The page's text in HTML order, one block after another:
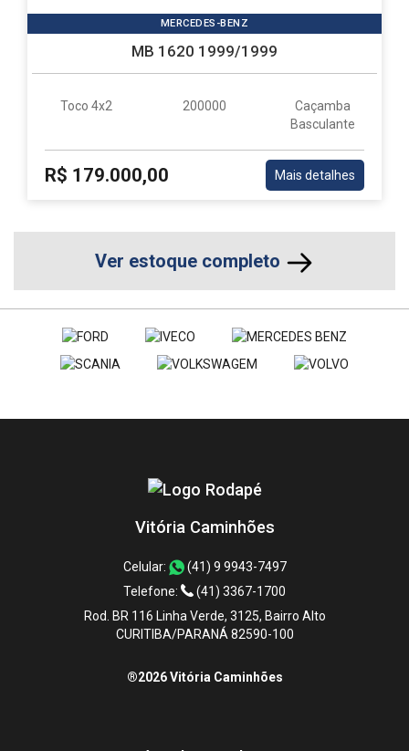
MERCEDES-BENZ
MB 1620 1999/1999
Toco 4x2 200000
Caçamba
Basculante
R$ 179.000,00 Mais detalhes
Ver estoque completo
Vitória Caminhões
Celular:
(41) 9 9943-7497
Telefone:
(41) 3367-1700
Rod. BR 116 Linha Verde, 3125, Bairro Alto
CURITIBA/PARANÁ 82590-100
®2026 Vitória Caminhões